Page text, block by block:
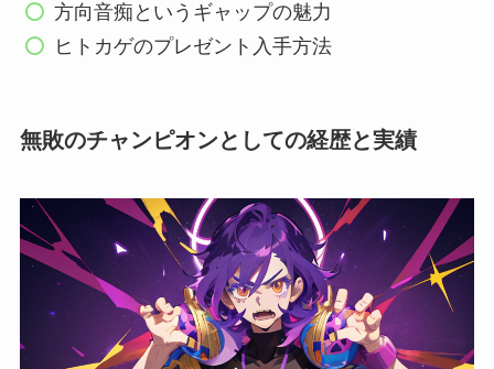
方向音痴というギャップの魅力
ヒトカゲのプレゼント入手方法
無敗のチャンピオンとしての経歴と実績